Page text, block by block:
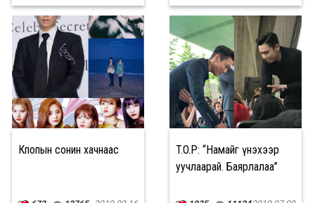
Кпопын сонин хачнаас
T.O.P: “Намайг үнэхээр
уучлаарай. Баярлалаа”